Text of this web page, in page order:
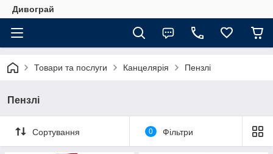
Дивограй
Товари та послуги Канцелярія Пензлі
Пензлі
Сортування 0 Фільтри